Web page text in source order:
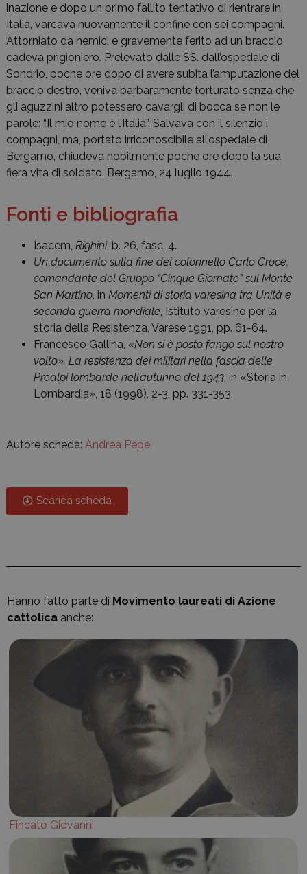
inazione e dopo un primo fallito tentativo di rientrare in
Italia, varcava nuovamente il confine con sei compagni.
Attorniato da nemici e gravemente ferito ad un braccio
cadeva prigioniero. Prelevato dalle SS. dall’ospedale di
Sondrio, poche ore dopo di avere subita l’amputazione del
braccio destro, veniva barbaramente torturato senza che
gli aguzzini altro potessero cavargli di bocca se non le
parole: “Il mio nome è l’Italia”. Salvava con il silenzio i
compagni, ma, portato irriconoscibile all’ospedale di
Bergamo, chiudeva nobilmente poche ore dopo la sua
fiera vita di soldato. Bergamo, 24 luglio 1944.
Fonti e bibliografia
Isacem, Righini, b. 26, fasc. 4.
Un documento sulla fine del colonnello Carlo Croce,
comandante del Gruppo “Cinque Giornate” sul Monte
San Martino, in Momenti di storia varesina tra Unità e
seconda guerra mondiale, Istituto varesino per la
storia della Resistenza, Varese 1991, pp. 61-64.
Francesco Gallina, «Non si è posto fango sul nostro
volto». La resistenza dei militari nella fascia delle
Prealpi lombarde nell’autunno del 1943, in «Storia in
Lombardia», 18 (1998), 2-3, pp. 331-353.
Autore scheda: Andrea Pepe
Scarica scheda
Hanno fatto parte di Movimento laureati di Azione
cattolica anche:
Fincato Giovanni